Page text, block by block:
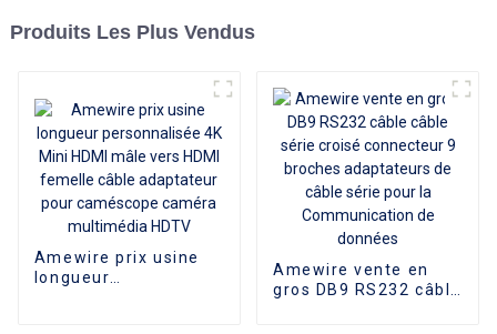
Produits Les Plus Vendus
Amewire prix usine
longueur
Amewire vente en
gros DB9 RS232 câble